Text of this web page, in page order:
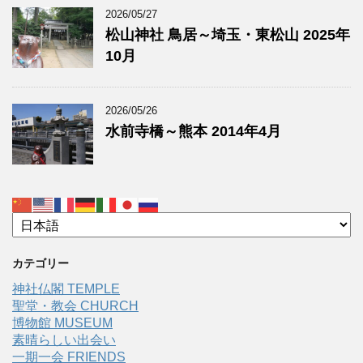
2026/05/27
松山神社 鳥居～埼玉・東松山 2025年
10月
2026/05/26
水前寺橋～熊本 2014年4月
カテゴリー
神社仏閣 TEMPLE
聖堂・教会 CHURCH
博物館 MUSEUM
素晴らしい出会い
一期一会 FRIENDS